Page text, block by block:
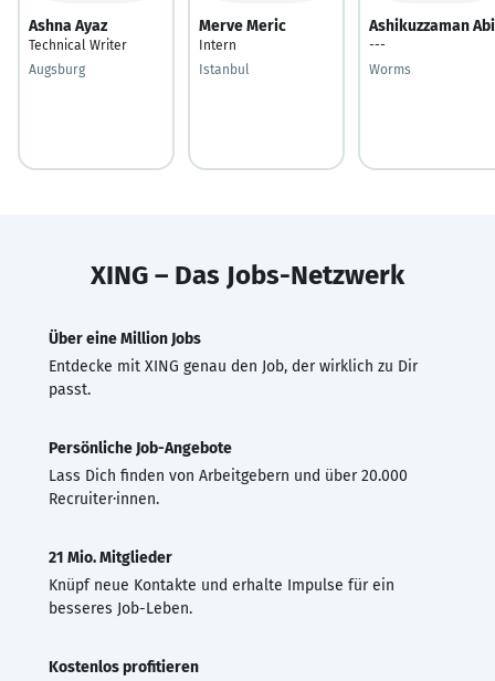
Ashna Ayaz
Technical Writer
Augsburg
Merve Meric
Intern
Istanbul
Ashikuzzaman
---
Worms
XING – Das Jobs-Netzwerk
Über eine Million Jobs
Entdecke mit XING genau den Job, der wirklich zu Dir
passt.
Persönliche Job-Angebote
Lass Dich finden von Arbeitgebern und über 20.000
Recruiter·innen.
21 Mio. Mitglieder
Knüpf neue Kontakte und erhalte Impulse für ein
besseres Job-Leben.
Kostenlos profitieren